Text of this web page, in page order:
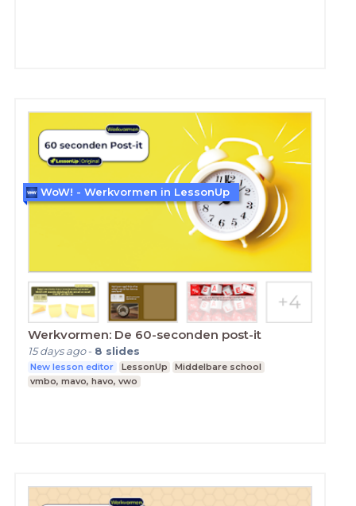
Werkvormen: De 60-seconden post-it
15 days ago- 8 slides
New lesson editor LessonUp
Middelbare school
vmbo, mavo, havo, vwo
WoW! - Werkvormen in LessonUp